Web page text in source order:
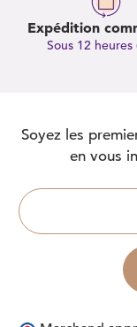
Expédition
Sous 12 heures
Soyez les
en vous